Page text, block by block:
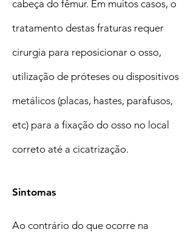
cabeça do fêmur. Em muitos casos, o
tratamento destas fraturas requer
cirurgia para reposicionar o osso,
utilização de próteses ou dispositivos
metálicos (placas, hastes, parafusos,
etc) para a fixação do osso no local
correto até a cicatrização.
Sintomas
Ao contrário do que ocorre na